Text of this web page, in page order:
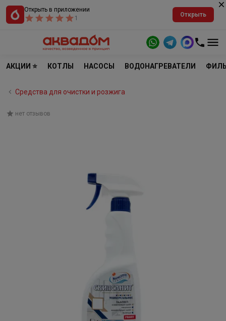
Открыть в приложении
1
Открыть
АКЦИИ ⭐ КОТЛЫ НАСОСЫ ВОДОНАГРЕВАТЕЛИ
Средства для очистки и розжига
нет отзывов